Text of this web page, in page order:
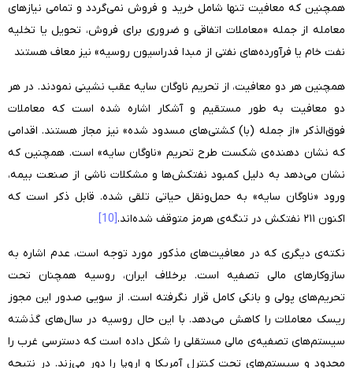
همچنین که معافیت تنها شامل خرید و فروش نمی‌گردد و تمامی نیازهای
معامله از جمله «معاملات اتفاقی و ضروری برای فروش، تحویل یا تخلیه
نفت خام یا فرآورده‌های نفتی از مبدا فدراسیون روسیه» نیز معاف هستند
همچنین هر دو معافیت، از تحریم ناوگان سایه عقب نشینی نمودند. در هر
دو معافیت به طور مستقیم و آشکار اشاره شده است که معاملات
فوق‌الذکر «از جمله (با) کشتی‌های مسدود شده» نیز مجاز هستند. اقدامی
که نشان دهنده‌ی شکست طرح تحریم «ناوگان سایه» است. همچنین که
نشان می‌دهد به دلیل کمبود نفتکش‌ها و مشکلات ناشی از صنعت بیمه،
ورود «ناوگان سایه» به حمل‌ونقل حیاتی تلقی شده. قابل ذکر است که
اکنون ۲۱۱ نفتکش در تنگه‌ی هرمز متوقف شده‌اند.
[10]
نکته‌ی دیگری که در معافیت‌های مذکور مورد توجه است، عدم اشاره به
سازوکارهای مالی تصفیه است. برخلاف ایران، روسیه همچنان تحت
تحریم‌های پولی و بانکی کامل قرار نگرفته است. از سویی صدور این مجوز
ریسک معاملات را کاهش می‌دهد. با این حال روسیه در سال‌های گذشته
سیستم‌های تصفیه‌ی مالی مستقلی را شکل داده است که دسترسی غرب را
محدود و سیستم‌های تحت کنترل آمریکا و اروپا را دور می‌زند. در نتیجه